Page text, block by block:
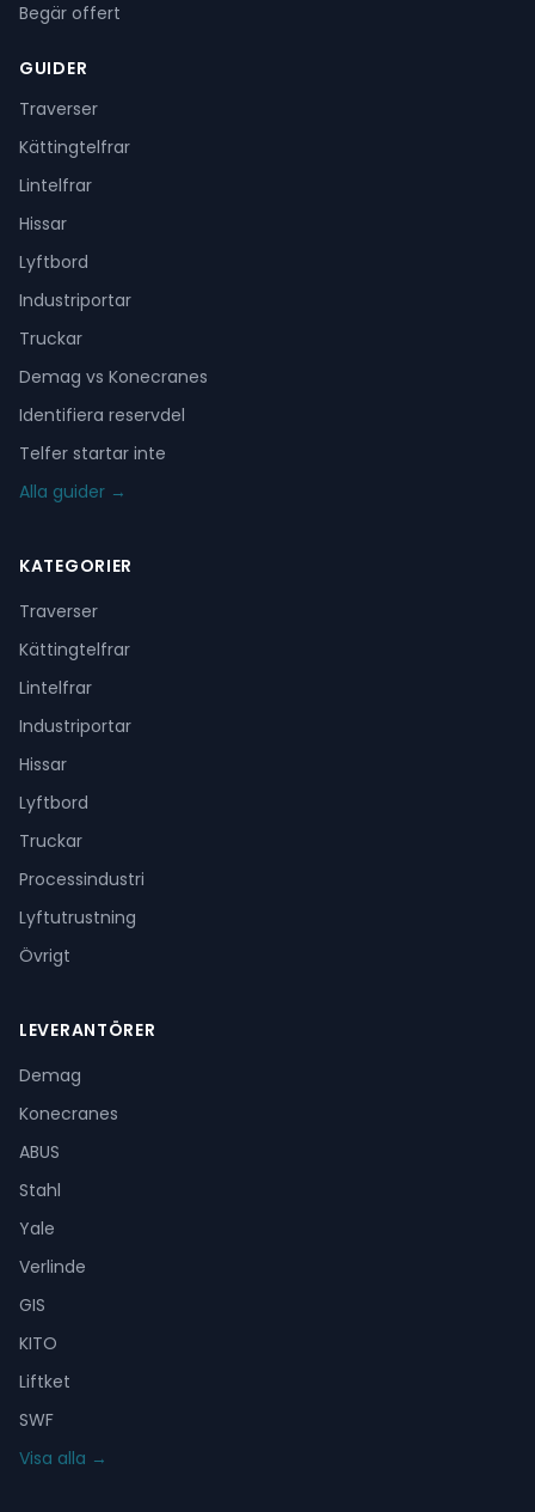
Begär offert
GUIDER
Traverser
Kättingtelfrar
Lintelfrar
Hissar
Lyftbord
Industriportar
Truckar
Demag vs Konecranes
Identifiera reservdel
Telfer startar inte
Alla guider →
KATEGORIER
Traverser
Kättingtelfrar
Lintelfrar
Industriportar
Hissar
Lyftbord
Truckar
Processindustri
Lyftutrustning
Övrigt
LEVERANTÖRER
Demag
Konecranes
ABUS
Stahl
Yale
Verlinde
GIS
KITO
Liftket
SWF
Visa alla →